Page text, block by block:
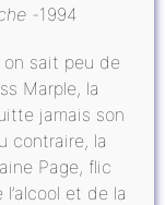
1994
on sait peu de
Marple, la
jamais son
contraire, la
Page, flic
et de la